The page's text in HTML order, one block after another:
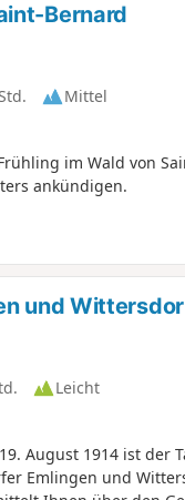
Bernard
Mittel
im Wald von
ankündigen.
und
Leicht
August 1914 ist der
Emlingen und